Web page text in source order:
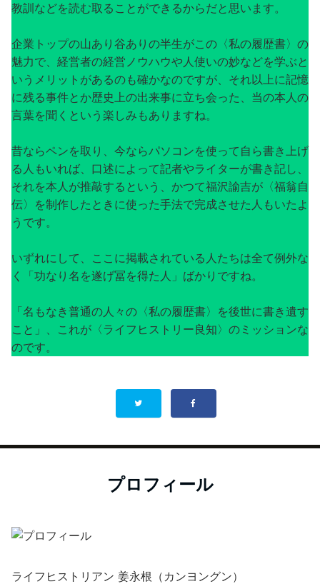
教訓などを読む取ることができるからだと思います。
企業トップの山あり谷ありの半生がこの〈私の履歴書〉の
魅力で、経営者の経営ノウハウや人使いの妙などを学ぶと
いうメリットがあるのも確かなのですが、それ以上に記憶
に残る事件とか歴史上の出来事に立ち会った、当の本人の
言葉を聞くという楽しみもありますね。
昔ならペンを取り、今ならパソコンを使って自ら書き上げ
る人もいれば、口述によって記者やライターが書き記し、
それを本人が推敲するという、かつて福沢諭吉が〈福翁自
伝〉を制作したときに使った手法で完成させた人もいたよ
うです。
いずれにして、ここに掲載されている人たちは全て例外な
く「功なり名を遂げ冨を得た人」ばかりですね。
「名もなき普通の人々の〈私の履歴書〉を後世に書き遺す
こと」、これが〈ライフヒストリー良知〉のミッションな
のです。
プロフィール
ライフヒストリアン 姜永根（カンヨングン）